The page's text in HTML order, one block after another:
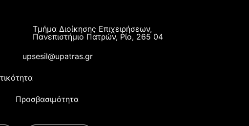
Τμήμα Διοίκησης Επιχειρήσεων,
Πανεπιστήμιο Πατρών, Ρίο, 265 04
upsesil@upatras.gr
Προσβασιμότητα